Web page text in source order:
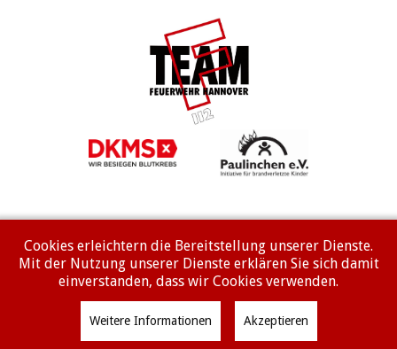
Impressum Datenschutzerklärung
© FF Vinnhorst 2026
Cookies erleichtern die Bereitstellung unserer Dienste.
Mit der Nutzung unserer Dienste erklären Sie sich damit
einverstanden, dass wir Cookies verwenden.
Weitere Informationen Akzeptieren